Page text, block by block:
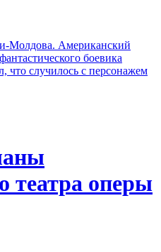
Американский
боевика
что случилось с персонажем
театра оперы